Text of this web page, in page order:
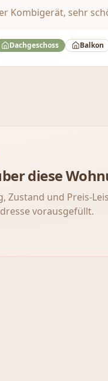
Kombigerät, sehr
Dachgeschoss Balkon
diese
Zustand und Preis-
vorausgefüllt.